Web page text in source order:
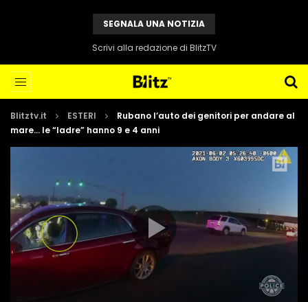
SEGNALA UNA NOTIZIA
Scrivi alla redazione di BlitzTV
Blitztv.it ESTERI
Rubano l’auto dei genitori per andare al
mare… le “ladre” hanno 9 e 4 anni